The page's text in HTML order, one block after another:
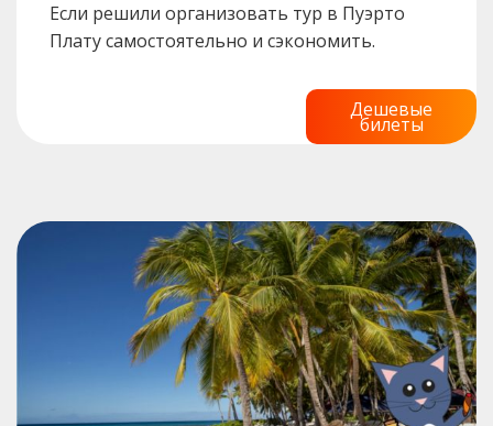
Если решили организовать тур в Пуэрто
Плату самостоятельно и сэкономить.
Дешевые
билеты